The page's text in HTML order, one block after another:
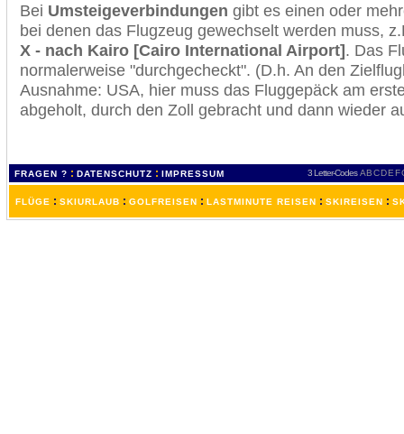
Bei Umsteigeverbindungen gibt es einen oder
bei denen das Flugzeug gewechselt werden muss,
X - nach Kairo [Cairo International Airport]. Das
normalerweise "durchgecheckt". (D.h. An den
Ausnahme: USA, hier muss das Fluggepäck am
abgeholt, durch den Zoll gebracht und dann wieder
FRAGEN ? : DATENSCHUTZ : IMPRESSUM 3 Letter-Codes ABCDEF
FLÜGE : SKIURLAUB : GOLFREISEN : LASTMINUTE REISEN : SKIREISEN :